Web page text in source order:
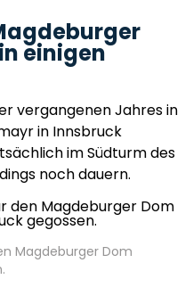
einigen
vergangenen Jahres in
in Innsbruck
im Südturm des
noch dauern.
Magdeburger Dom